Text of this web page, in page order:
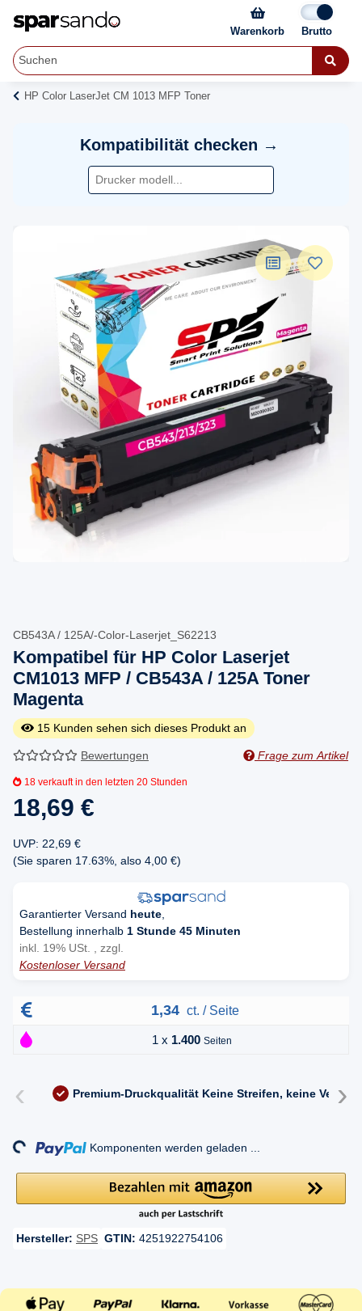
Warenkorb
HP Color LaserJet CM 1013 MFP Toner
Kompatibilität checken →
CB543A / 125A/-Color-Laserjet_S62213
Kompatibel für HP Color Laserjet
CM1013 MFP / CB543A / 125A Toner
Magenta
15 Kunden sehen sich dieses Produkt an
Bewertungen Frage zum Artikel
18 verkauft in den letzten 20 Stunden
18,69 €
UVP: 22,69 €
(Sie sparen 17.63% , also 4,00 €)
Garantierter Versand heute
Bestellung innerhalb 1 Stunde 45 Minuten
inkl. 19% USt. , zzgl.
Kostenloser Versand
1,34 ct. / Seite
1 x 1.400 Seiten
‹ Premium-Druckqualität Keine Streifen, keine ›
Loading... Komponenten werden geladen ...
Hersteller: SPS GTIN: 4251922754106